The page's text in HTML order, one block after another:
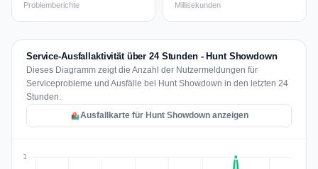
Problemberichte Millisekunden
Service-Ausfallaktivität über 24 Stunden - Hunt Showdown
Dieses Diagramm zeigt die Anzahl der Nutzermeldungen für
Serviceprobleme und Ausfälle bei Hunt Showdown in den letzten 24
Stunden.
Ausfallkarte für Hunt Showdown anzeigen